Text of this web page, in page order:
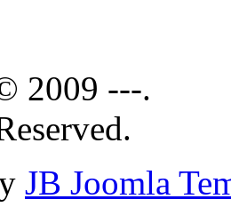
2009 ---.
JB Joomla